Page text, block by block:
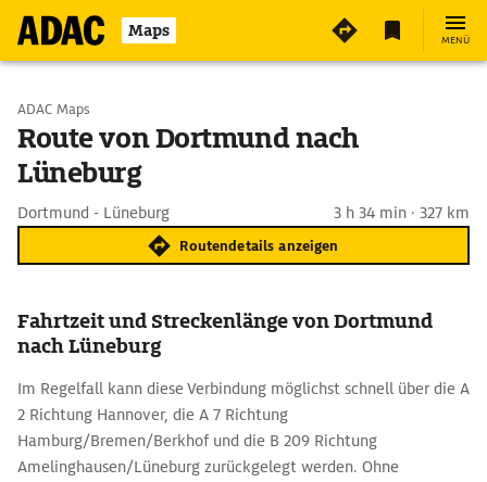
Maps MENÜ
Start wählen
Ziel eingeben
ADAC Maps
Route von Dortmund nach
Lüneburg
Dortmund - Lüneburg 3 h 34 min · 327 km
Routendetails anzeigen
Fahrtzeit und Streckenlänge von Dortmund
nach Lüneburg
Im Regelfall kann diese Verbindung möglichst schnell über die A
2 Richtung Hannover, die A 7 Richtung
Hamburg/Bremen/Berkhof und die B 209 Richtung
Amelinghausen/Lüneburg zurückgelegt werden. Ohne